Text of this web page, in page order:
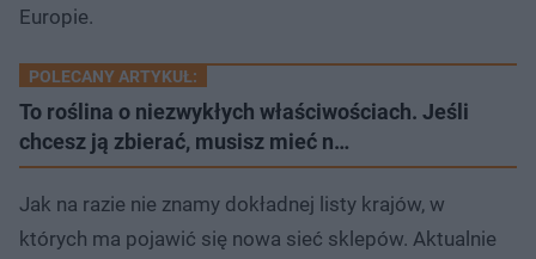
Europie.
POLECANY ARTYKUŁ:
To roślina o niezwykłych właściwościach. Jeśli
chcesz ją zbierać, musisz mieć n…
Jak na razie nie znamy dokładnej listy krajów, w
których ma pojawić się nowa sieć sklepów. Aktualnie